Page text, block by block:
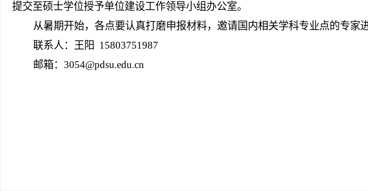
提交至硕士学位授予单位建设工作领导小组办公室。
从暑期开始，各点要认真打磨申报材料，邀请国内相关学科专业点的专家
联系人：王阳 15803751987
邮箱：3054@pdsu.edu.cn